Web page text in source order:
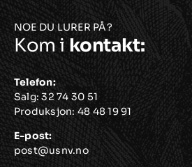
NOE DU LURER PÅ?
Kom i kontakt:
Telefon:
Salg:32 74 30 51
Produksjon: 48 48 19 91
E-post:
post@usnv.no